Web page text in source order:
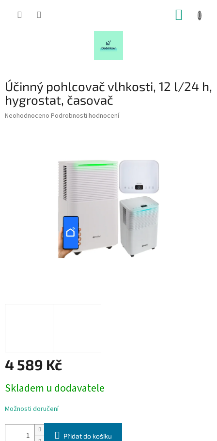
Účinný pohlcovač vlhkosti, 12 l/24 h,
hygrostat, časovač
Průměrné
Neohodnoceno Podrobnosti hodnocení
4 589 Kč
cena:
Skladem u dodavatele
Možnosti doručení
Přidat do košíku